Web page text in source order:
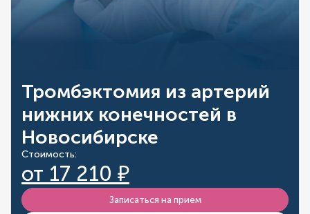
Тромбэктомия из артерий
нижних конечностей в
Новосибирске
Стоимость:
от 17 210 ₽
Записаться на прием